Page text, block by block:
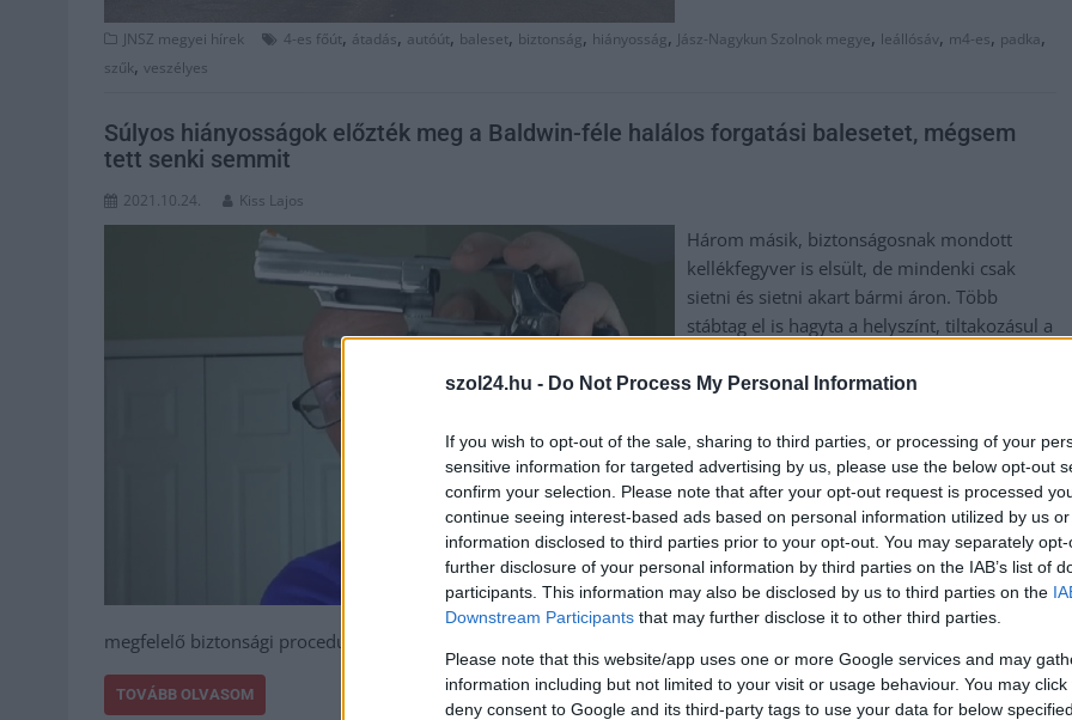
szol24.hu - Do Not Process My Personal Information
If you wish to opt-out of the sale, sharing to third parties, or processing of your
sensitive information for targeted advertising by us, please use the below opt-out
confirm your selection. Please note that after your opt-out request is processed
continue seeing interest-based ads based on personal information utilized by us
information disclosed to third parties prior to your opt-out. You may separately
further disclosure of your personal information by third parties on the IAB’s list of
participants. This information may also be disclosed by us to third parties on the
Downstream Participants that may further disclose it to other third parties.
Please note that this website/app uses one or more Google services and may
information including but not limited to your visit or usage behaviour. You may
deny consent to Google and its third-party tags to use your data for below
JNSZ megyei hírek 4-es főút, átadás, autóút, baleset, biztonság, hiányosság, Jász-Nagykun Szolnok megye, leállósáv, m4-es, padka,
szűk, veszélyes
Súlyos hiányosságok előzték meg a Baldwin-féle halálos forgatási balesetet, mégsem
tett senki semmit
2021.10.24. Kiss Lajos
Három másik, biztonságosnak mondott
kellékfegyver is elsült, de mindenki csak
sietni és sietni akart bármi áron. Több
stábtag el is hagyta a helyszínt, tiltakozásul a
nekik lett igazuk. Néhány órával azelőtt,
jelenetpróbáján Alec Baldwin egy
kellékfegyverrel lelőtte Halyna Hutchins
vezető operatőrt és megsebesítette Joel
Souza rendezőt, az operatőrcsapat hét tagja
tiltakozásként elhagyta a helyszínt – írja
a Los Angeles Times. A stábtagok számos
dolog miatt elégedetlenek voltak, a nem
megfelelő biztonsági procedúráktól kezdve a nekik biztosított szállásig. Állítólag ezek a problémák már…
TOVÁBB OLVASOM